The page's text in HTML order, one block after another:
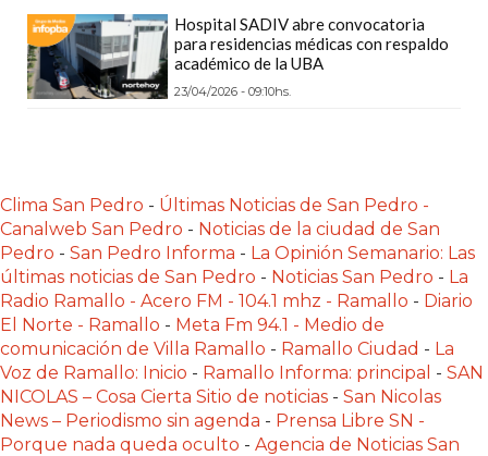
¿CUÁL
ES
LA
UNA
TIENDA
ONLINE
CON
WHATSAPP?
COMPARATIVA
DE
LAS
PRINCIPALES
Hospital SADIV abre convocatoria
para residencias médicas con respaldo
académico de la UBA
23/04/2026 - 09:10hs.
Clima San Pedro - Últimas Noticias de San Pedro -
Canalweb San Pedro - Noticias de la ciudad de San
Pedro - San Pedro Informa - La Opinión Semanario: Las
últimas noticias de San Pedro - Noticias San Pedro - La
Radio Ramallo - Acero FM - 104.1 mhz - Ramallo - Diario
El Norte - Ramallo - Meta Fm 94.1 - Medio de
comunicación de Villa Ramallo - Ramallo Ciudad - La
Voz de Ramallo: Inicio - Ramallo Informa: principal - SAN
NICOLAS – Cosa Cierta Sitio de noticias - San Nicolas
News – Periodismo sin agenda - Prensa Libre SN -
Porque nada queda oculto - Agencia de Noticias San